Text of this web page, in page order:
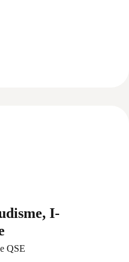
I-
QSE